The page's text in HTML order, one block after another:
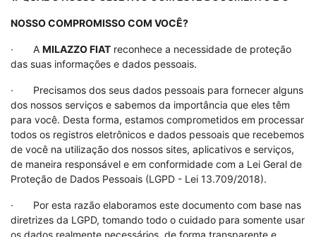
NOSSO COMPROMISSO COM VOCÊ?
· A MILAZZO FIAT reconhece a necessidade de proteção
das suas informações e dados pessoais.
· Precisamos dos seus dados pessoais para fornecer alguns
dos nossos serviços e sabemos da importância que eles têm
para você. Desta forma, estamos comprometidos em processar
todos os registros eletrônicos e dados pessoais que recebemos
de você na utilização dos nossos sites, aplicativos e serviços,
de maneira responsável e em conformidade com a Lei Geral de
Proteção de Dados Pessoais (LGPD - Lei 13.709/2018).
· Por esta razão elaboramos este documento com base nas
diretrizes da LGPD, tomando todo o cuidado para somente usar
os dados realmente necessários, de forma transparente e